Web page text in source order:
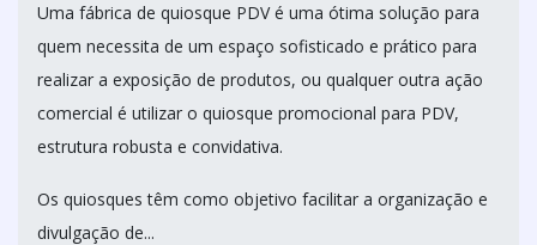
Uma fábrica de quiosque PDV é uma ótima solução para
quem necessita de um espaço sofisticado e prático para
realizar a exposição de produtos, ou qualquer outra ação
comercial é utilizar o quiosque promocional para PDV,
estrutura robusta e convidativa.
Os quiosques têm como objetivo facilitar a organização e
divulgação de...